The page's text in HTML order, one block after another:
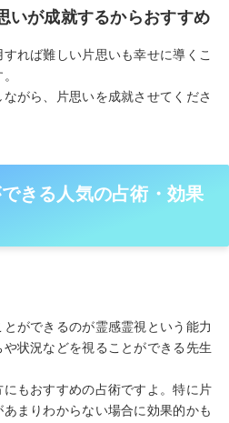
いが成就するからおすすめ
れば難しい片思いも幸せに導くこ
がら、片思いを成就させてくださ
きる人気の占術・効果
ができるのが霊感霊視という能力
状況などを視ることができる先生
もおすすめの占術ですよ。特に片
まりわからない場合に効果的かも